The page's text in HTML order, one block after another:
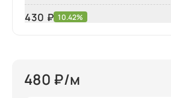
430 ₽ 10.42%
480 ₽/м